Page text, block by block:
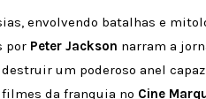
envolvendo batalhas e
por Peter Jackson narram a
um poderoso anel
da franquia no Cine